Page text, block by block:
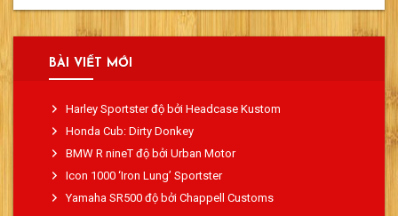
ĐỘ
BỞI
BURATTI
BÀI VIẾT MỚI
Harley Sportster độ bởi Headcase Kustom
Honda Cub: Dirty Donkey
BMW R nineT độ bởi Urban Motor
Icon 1000 ‘Iron Lung’ Sportster
Yamaha SR500 độ bởi Chappell Customs